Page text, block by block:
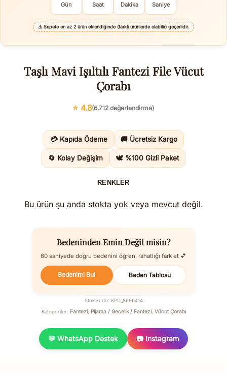
Gün Saat Dakika Saniye
⚠️ Sepete en az 2 ürün eklendiğinde (farklı ürünlerde olabilir) geçerlidir.
Taşlı Mavi Işıltılı Fantezi File Vücut
Çorabı
⭐ 4.8(6.712 değerlendirme)
💳 Kapıda Ödeme 🚚 Ücretsiz Kargo
🔄 Kolay Değişim 🕊️ %100 Gizli Paket
RENKLER
Bu ürün şu anda stokta yok veya mevcut değil.
Bedeninden Emin Değil misin?
60 saniyede doğru bedenini öğren, rahatlığı fark et 💕
Bedenimi Bul Beden Tablosu
Stok kodu: KPC_8996414
Kategoriler: Fantezi, Pijama / Gecelik / Fantezi, Vücut Çorabı
💬 WhatsApp Destek 📷 Instagram